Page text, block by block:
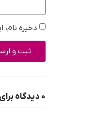
ذخیره
0 دیدگاه برای این عطر ثبت شده است